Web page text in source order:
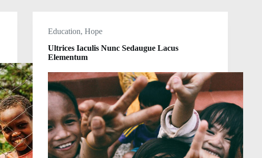
Education, Hope
Ultrices Iaculis Nunc Sedaugue Lacus
Elementum